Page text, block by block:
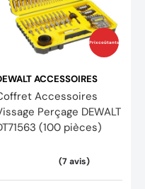
Prix coûtants
ACCESSOIRES
Accessoires
Perçage DEWALT
(100 pièces)